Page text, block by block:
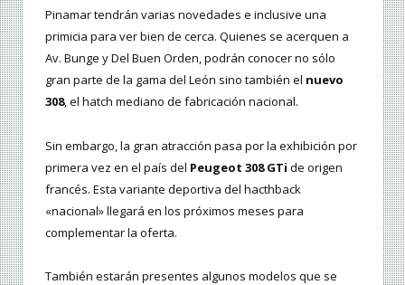
Pinamar tendrán varias novedades e inclusive una
primicia para ver bien de cerca. Quienes se acerquen a
Av. Bunge y Del Buen Orden, podrán conocer no sólo
gran parte de la gama del León sino también el nuevo
308, el hatch mediano de fabricación nacional.
Sin embargo, la gran atracción pasa por la exhibición por
primera vez en el país del Peugeot 308 GTi de origen
francés. Esta variante deportiva del hacthback
«nacional» llegará en los próximos meses para
complementar la oferta.
También estarán presentes algunos modelos que se